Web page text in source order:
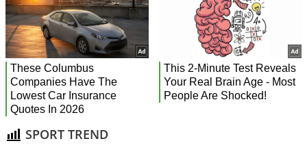
SPORT TREND